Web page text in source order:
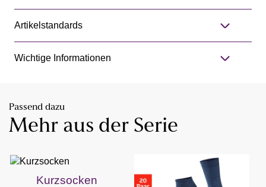
Artikelstandards
Wichtige Informationen
Passend dazu
Mehr aus der Serie
Kurzsocken